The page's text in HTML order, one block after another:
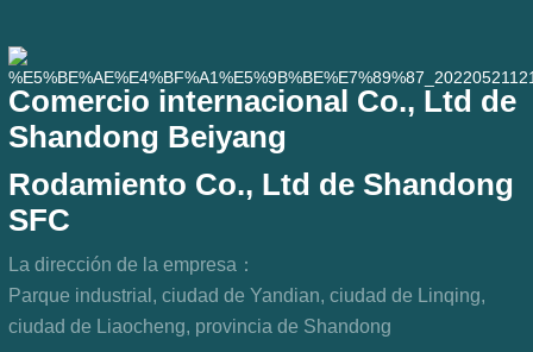
Comercio internacional Co., Ltd de
Shandong Beiyang
Rodamiento Co., Ltd de Shandong
SFC
La dirección de la empresa：
Parque industrial, ciudad de Yandian, ciudad de Linqing,
ciudad de Liaocheng, provincia de Shandong